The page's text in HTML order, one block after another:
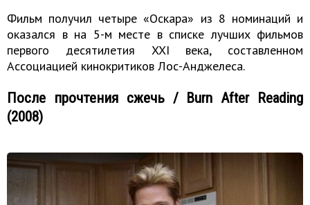
Фильм получил четыре «Оскара» из 8 номинаций и
оказался в на 5-м месте в списке лучших фильмов
первого десятилетия XXI века, составленном
Ассоциацией кинокритиков Лос-Анджелеса.
После прочтения сжечь / Burn After Reading
(2008)